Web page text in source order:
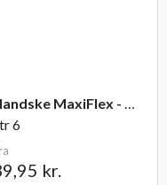
Handske MaxiFlex - Ultimate
6
kr.